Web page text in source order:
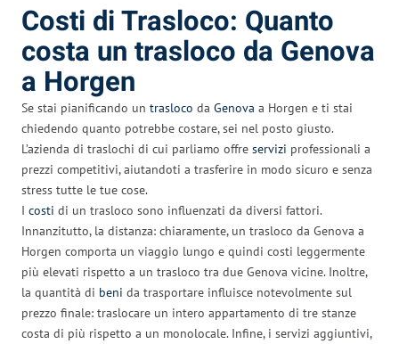
Costi di Trasloco: Quanto
costa un trasloco da Genova
a Horgen
Se stai pianificando un trasloco da Genova a Horgen e ti stai
chiedendo quanto potrebbe costare, sei nel posto giusto.
L’azienda di traslochi di cui parliamo offre servizi professionali a
prezzi competitivi, aiutandoti a trasferire in modo sicuro e senza
stress tutte le tue cose.
I costi di un trasloco sono influenzati da diversi fattori.
Innanzitutto, la distanza: chiaramente, un trasloco da Genova a
Horgen comporta un viaggio lungo e quindi costi leggermente
più elevati rispetto a un trasloco tra due Genova vicine. Inoltre,
la quantità di beni da trasportare influisce notevolmente sul
prezzo finale: traslocare un intero appartamento di tre stanze
costa di più rispetto a un monolocale. Infine, i servizi aggiuntivi,